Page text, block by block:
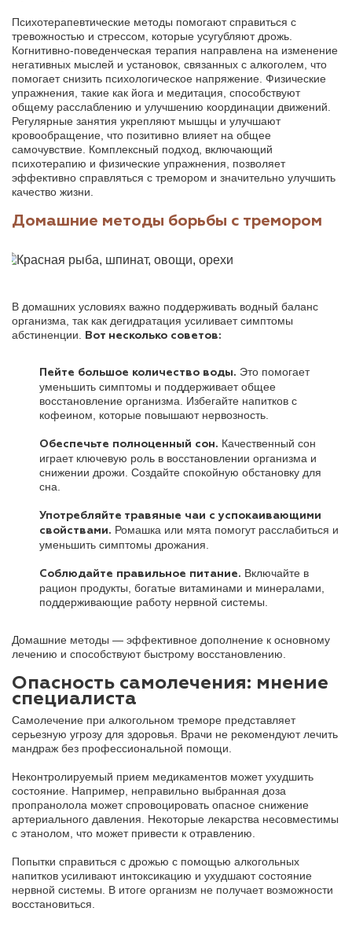
Психотерапевтические методы помогают справиться с
тревожностью и стрессом, которые усугубляют дрожь.
Когнитивно-поведенческая терапия направлена на изменение
негативных мыслей и установок, связанных с алкоголем, что
помогает снизить психологическое напряжение. Физические
упражнения, такие как йога и медитация, способствуют
общему расслаблению и улучшению координации движений.
Регулярные занятия укрепляют мышцы и улучшают
кровообращение, что позитивно влияет на общее
самочувствие. Комплексный подход, включающий
психотерапию и физические упражнения, позволяет
эффективно справляться с тремором и значительно улучшить
качество жизни.
Домашние методы борьбы с тремором
В домашних условиях важно поддерживать водный баланс
организма, так как дегидратация усиливает симптомы
абстиненции.
Вот несколько советов:
Пейте большое количество воды. Это помогает
уменьшить симптомы и поддерживает общее
восстановление организма. Избегайте напитков с
кофеином, которые повышают нервозность.
Обеспечьте полноценный сон. Качественный сон
играет ключевую роль в восстановлении организма и
снижении дрожи. Создайте спокойную обстановку для
сна.
Употребляйте травяные чаи с успокаивающими
свойствами. Ромашка или мята помогут расслабиться и
уменьшить симптомы дрожания.
Соблюдайте правильное питание. Включайте в
рацион продукты, богатые витаминами и минералами,
поддерживающие работу нервной системы.
Домашние методы — эффективное дополнение к основному
лечению и способствуют быстрому восстановлению.
Опасность самолечения: мнение
специалиста
Самолечение при алкогольном треморе представляет
серьезную угрозу для здоровья. Врачи не рекомендуют лечить
мандраж без профессиональной помощи.
Неконтролируемый прием медикаментов может ухудшить
состояние. Например, неправильно выбранная доза
пропранолола может спровоцировать опасное снижение
артериального давления. Некоторые лекарства несовместимы
с этанолом, что может привести к отравлению.
Попытки справиться с дрожью с помощью алкогольных
напитков усиливают интоксикацию и ухудшают состояние
нервной системы. В итоге организм не получает возможности
восстановиться.